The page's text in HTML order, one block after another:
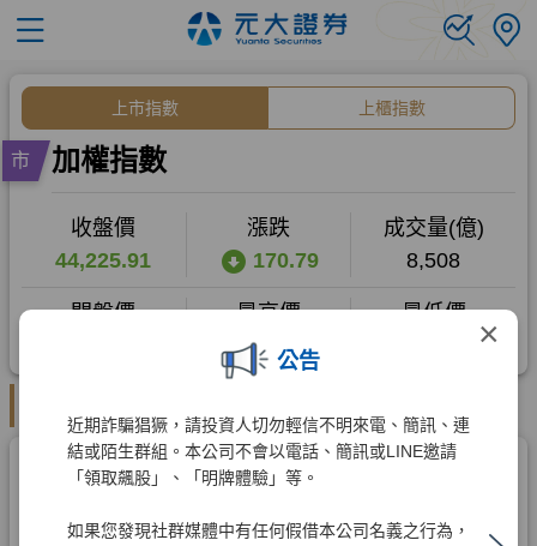
×
公告
近期詐騙猖獗，請投資人切勿輕信不明來電、簡訊、連
結或陌生群組。本公司不會以電話、簡訊或LINE邀請
「領取飆股」、「明牌體驗」等。
如果您發現社群媒體中有任何假借本公司名義之行為，